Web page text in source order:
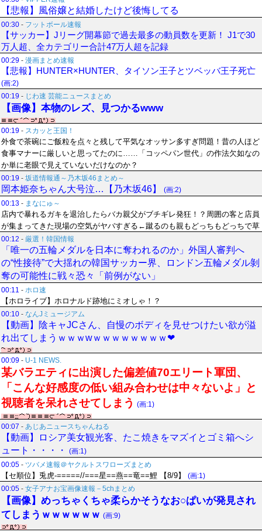
【悲報】風俗嬢と結婚したけど後悔してる
00:30 - フットボール速報
【サッカー】Jリーグ開幕節で過去最多の動員数を更新！ J1で30
万人超、全カテゴリー合計47万人超を記録
00:29 - 漫画まとめ速報
【悲報】HUNTER×HUNTER、タイソン王子とツベッバ王子死亡
(画:2)
00:19 - じわ速 芸能ニュースまとめ
【画像】本物のレズ、見つかるwww
00:19 - スカッと王国！
外食で茶碗にご飯粒を点々と残して平気なオッサン多すぎ問題！昔の人ほど
食事マナーに厳しいと思ってたのに……「コッペパン世代」の作法欠如なの
か単に老眼で見えていないだけなのか？
00:19 - 坂道情報通～乃木坂46まとめ～
岡本姫奈ちゃん大号泣…【乃木坂46】
(画:2)
00:13 - まなにゅ～
店内で暴れるガキを退治したらバカ親父がブチギレ発狂！？周囲の客と店員
が集まってきた現場の空気がヤバすぎる←蹴るのも親もどっちもどっちで草
00:12 - 厳選！韓国情報
「唯一の五輪メダルを日本に奪われるのか」外国人審判へ
の“性接待”で大揺れの韓国サッカー界、ロンドン五輪メダル剝
奪の可能性に戦々恐々「前例がない」
00:11 - ホロ速
【ホロライブ】ホロナルド跡地にミオしゃ！？
00:10 - なんJミュージアム
【動画】陰キャJCさん、自慢のボディを見せつけたい欲が溢
れ出てしまうｗｗｗwｗｗｗｗｗｗｗｗ❤
00:09 - U-1 NEWS.
某バラエティに出演した偏差値70エリート軍団、
「こんな好感度の低い組み合わせは中々ないよ」と
視聴者を呆れさせてしまう (画:1)
00:07 - あじあニュースちゃんねる
【動画】ロシア美女観光客、たこ焼きをマズイとゴミ箱へシ
ュート・・・・
(画:1)
00:05 - ツバメ速報＠ヤクルトスワローズまとめ
【セ順位】兎虎-=====//===星==燕==竜==鯉 【8/9】
(画:1)
00:05 - 女子アナお宝画像速報－5chまとめ
【画像】めっちゃくちゃ柔らかそうなお○ぱいが発見され
てしまうｗｗｗｗｗｗ (画:9)